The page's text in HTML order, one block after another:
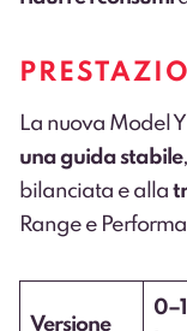
La nuova Model
una guida stabile
bilanciata e alla
Range e
Versione